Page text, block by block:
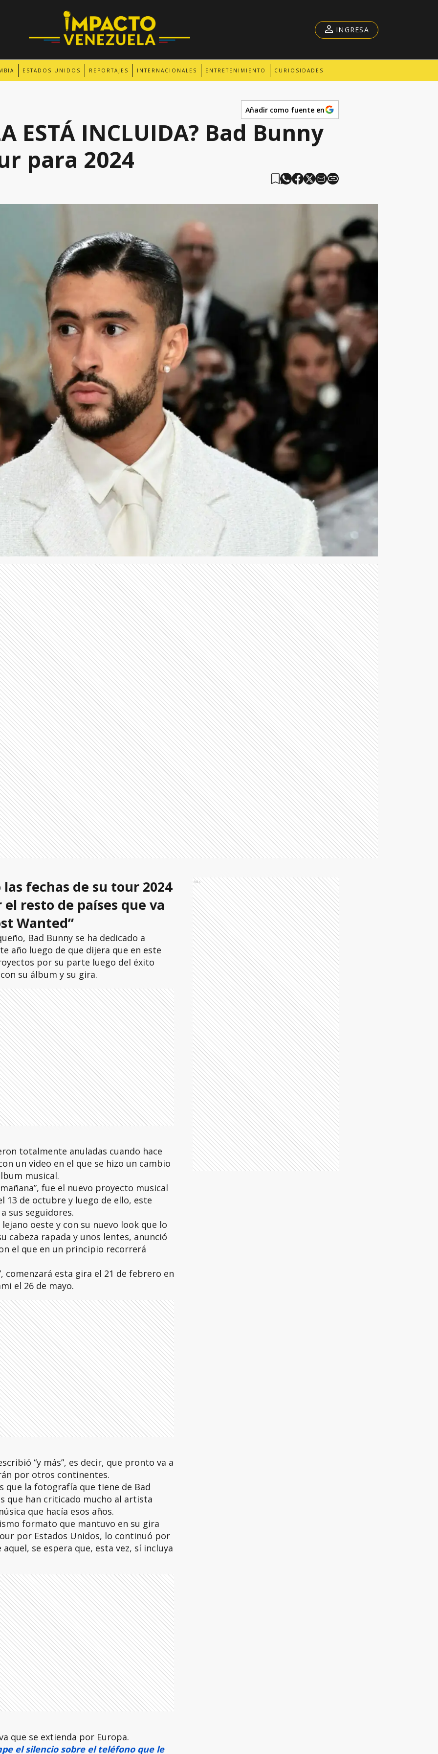
ESTADOS UNIDOS REPORTAJES INTERNACIONALES ENTRETENIMIENTO CURIOSIDADES
INGRESA
Añadir como fuente en
ESTÁ INCLUIDA? Bad Bunny
para 2024
fechas de su tour 2024
resto de países que va
Wanted”
Bad Bunny se ha dedicado a
año luego de que dijera que en este
por su parte luego del éxito
su álbum y su gira.
totalmente anuladas cuando hace
un video en el que se hizo un cambio
musical.
fue el nuevo proyecto musical
13 de octubre y luego de ello, este
sus seguidores.
oeste y con su nuevo look que lo
cabeza rapada y unos lentes, anunció
el que en un principio recorrerá
comenzará esta gira el 21 de febrero en
el 26 de mayo.
“y más”, es decir, que pronto va a
por otros continentes.
que la fotografía que tiene de Bad
que han criticado mucho al artista
que hacía esos años.
formato que mantuvo en su gira
por Estados Unidos, lo continuó por
se espera que, esta vez, sí incluya
que se extienda por Europa.
el silencio sobre el teléfono que le
Ads